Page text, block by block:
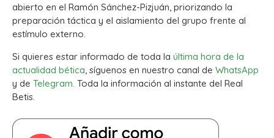
abierto en el Ramón Sánchez-Pizjuán, priorizando la
preparación táctica y el aislamiento del grupo frente al
estímulo externo.
Si quieres estar informado de toda la última hora de la
actualidad bética, síguenos en nuestro canal de WhatsApp
y de Telegram. Toda la información al instante del Real
Betis.